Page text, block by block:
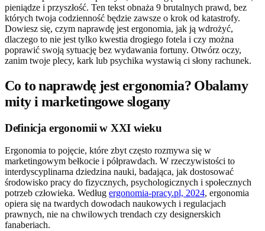
pieniądze i przyszłość. Ten tekst obnaża 9 brutalnych prawd, bez
których twoja codzienność będzie zawsze o krok od katastrofy.
Dowiesz się, czym naprawdę jest ergonomia, jak ją wdrożyć,
dlaczego to nie jest tylko kwestia drogiego fotela i czy można
poprawić swoją sytuację bez wydawania fortuny. Otwórz oczy,
zanim twoje plecy, kark lub psychika wystawią ci słony rachunek.
Co to naprawdę jest ergonomia? Obalamy
mity i marketingowe slogany
Definicja ergonomii w XXI wieku
Ergonomia to pojęcie, które zbyt często rozmywa się w
marketingowym bełkocie i półprawdach. W rzeczywistości to
interdyscyplinarna dziedzina nauki, badająca, jak dostosować
środowisko pracy do fizycznych, psychologicznych i społecznych
potrzeb człowieka. Według ergonomia-pracy.pl, 2024, ergonomia
opiera się na twardych dowodach naukowych i regulacjach
prawnych, nie na chwilowych trendach czy designerskich
fanaberiach.